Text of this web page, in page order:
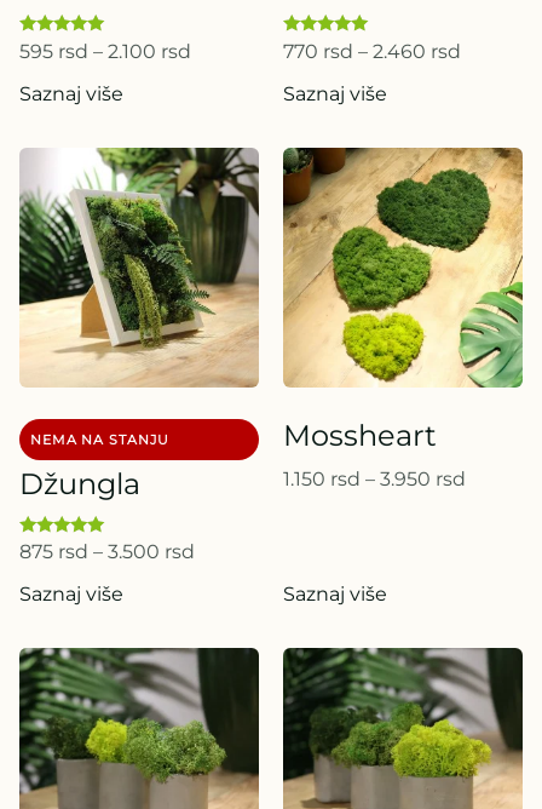
Ocenjeno
sa
od 5
595 rsd – 2.100 rsd
Saznaj više
Ocenjeno
sa
od 5
770 rsd – 2.460 rsd
Saznaj više
Džungla
Ocenjeno
sa
od 5
875 rsd – 3.500 rsd
Saznaj više
Mossheart
1.150 rsd – 3.950 rsd
Saznaj više